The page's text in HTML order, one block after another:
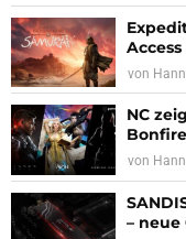
von
NC
von
– neue